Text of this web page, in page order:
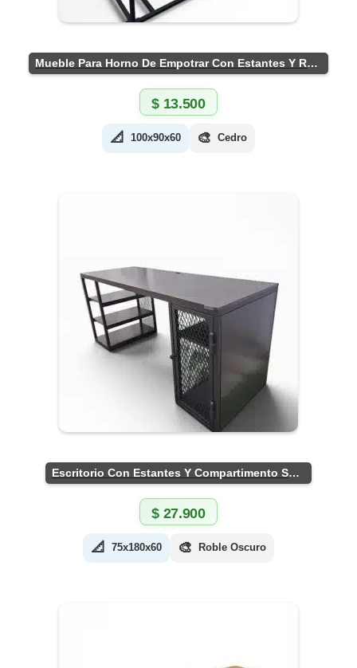
Mueble Para Horno De Empotrar Con Estantes Y Ruedas
$13.500
📐 100x90x60 🎨 Cedro
Escritorio Con Estantes Y Compartimento Seguro
$27.900
📐 75x180x60 🎨 Roble Oscuro